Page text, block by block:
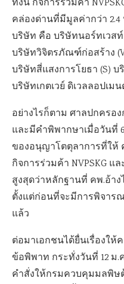
ทั้งนี้ กิจการร่วมค้า
คล่องด่านที่มีมูลค่ากว่า
บริษัท คือ บริษัทนอร์ทเวสท์
บริษัทวิจิตรภัณฑ์ก่อสร้าง
บริษัทสี่แสงการโยธา (S) บ
บริษัทเกตเวย์ ดิเวลลอปเมน
อย่างไรก็ตาม ศาลปกครอ
และมีคำพิพากษาเมื่อวันที่
ของอนุญาโตตุลาการที่ให้
กิจการร่วมค้า NVPSKG
สูงสุดว่าหลักฐานที่ คพ.อ้า
ตั้งแต่ก่อนที่จะมีการพิจา
แล้ว
ต่อมาเอกชนได้ยื่นเรื่องใ
ข้อพิพาท กระทั่งวันที่ 12 ม
คำสั่งให้กรมควบคุมมลพิษต้